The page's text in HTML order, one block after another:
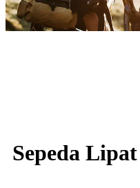
Sepeda